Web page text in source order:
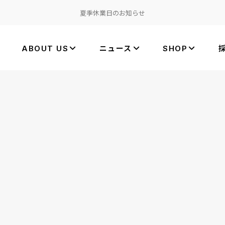
夏季休業日のお知らせ
ABOUT US ニュース SHOP